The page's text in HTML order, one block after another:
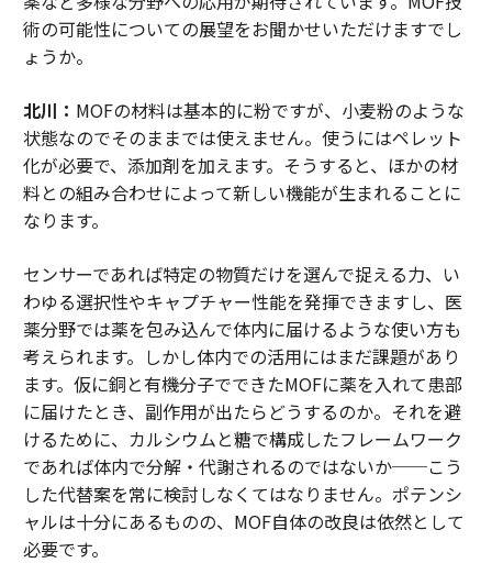
術の可能性についての展望をお聞かせいただけますでし
ょうか。
北川： MOFの材料は基本的に粉ですが、小麦粉のような
状態なのでそのままでは使えません。使うにはペレット
化が必要で、添加剤を加えます。そうすると、ほかの材
料との組み合わせによって新しい機能が生まれることに
なります。
センサーであれば特定の物質だけを選んで捉える力、い
わゆる選択性やキャプチャー性能を発揮できますし、医
薬分野では薬を包み込んで体内に届けるような使い方も
考えられます。しかし体内での活用にはまだ課題があり
ます。仮に銅と有機分子でできたMOFに薬を入れて患部
に届けたとき、副作用が出たらどうするのか。それを避
けるために、カルシウムと糖で構成したフレームワーク
であれば体内で分解・代謝されるのではないか──こう
した代替案を常に検討しなくてはなりません。ポテンシ
ャルは十分にあるものの、MOF自体の改良は依然として
必要です。